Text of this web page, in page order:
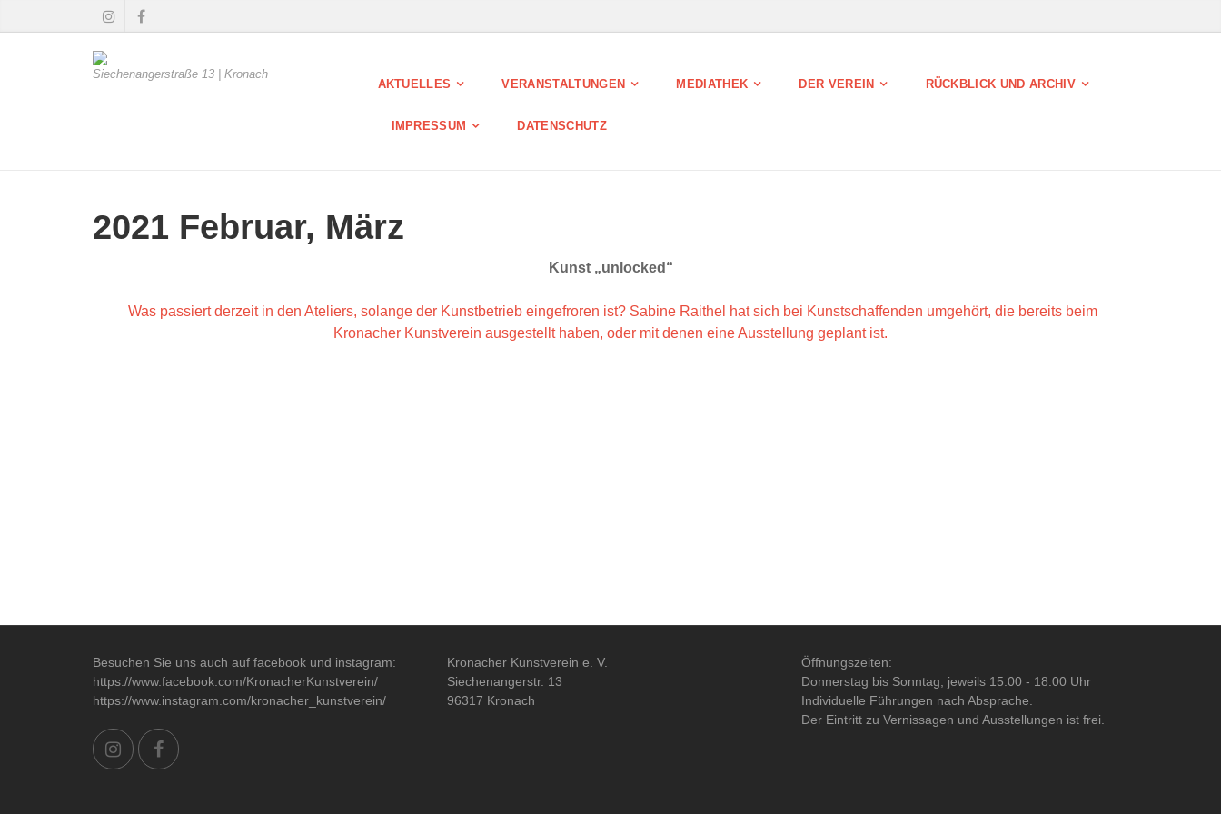
Siechenangerstraße 13 | Kronach
AKTUELLES VERANSTALTUNGEN MEDIATHEK DER VEREIN RÜCKBLICK UND ARCHIV
IMPRESSUM DATENSCHUTZ
2021 Februar, März
Kunst „unlocked“
Was passiert derzeit in den Ateliers, solange der Kunstbetrieb eingefroren ist? Sabine Raithel hat sich bei Kunstschaffenden umgehört, die bereits beim
Kronacher Kunstverein ausgestellt haben, oder mit denen eine Ausstellung geplant ist.
Besuchen Sie uns auch auf facebook und instagram:
https://www.facebook.com/KronacherKunstverein/
https://www.instagram.com/kronacher_kunstverein/
Kronacher Kunstverein e. V.
Siechenangerstr. 13
96317 Kronach
Öffnungszeiten:
Donnerstag bis Sonntag, jeweils 15:00 - 18:00 Uhr
Individuelle Führungen nach Absprache.
Der Eintritt zu Vernissagen und Ausstellungen ist frei.